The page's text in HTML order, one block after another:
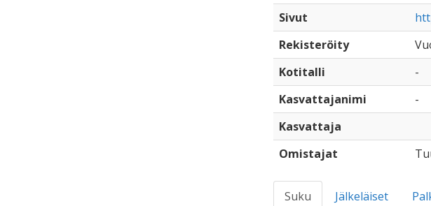
Sivut
Rekisteröity
Kotitalli
-
Kasvattajanimi
-
Kasvattaja
Omistajat
Suku Jälkeläiset